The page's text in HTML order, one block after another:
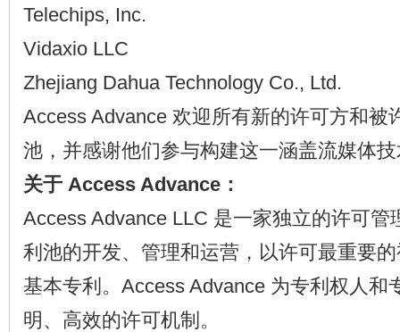
Telechips, Inc.
Vidaxio LLC
Zhejiang Dahua Technology Co., Ltd.
Access Advance 欢迎所有新的许可方和被
池，并感谢他们参与构建这一涵盖流媒体
关于 Access Advance：
Access Advance LLC 是一家独立的许可管
利池的开发、管理和运营，以许可最重要
基本专利。Access Advance 为专利权人和
明、高效的许可机制。